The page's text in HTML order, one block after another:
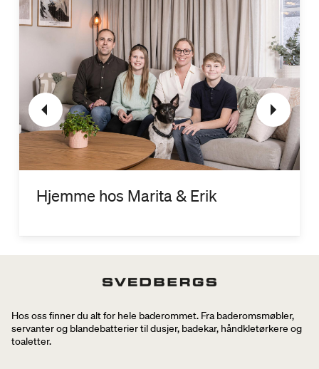
Hjemme hos Marita & Erik
Hos oss finner du alt for hele baderommet. Fra baderomsmøbler,
servanter og blandebatterier til dusjer, badekar, håndkletørkere og
toaletter.